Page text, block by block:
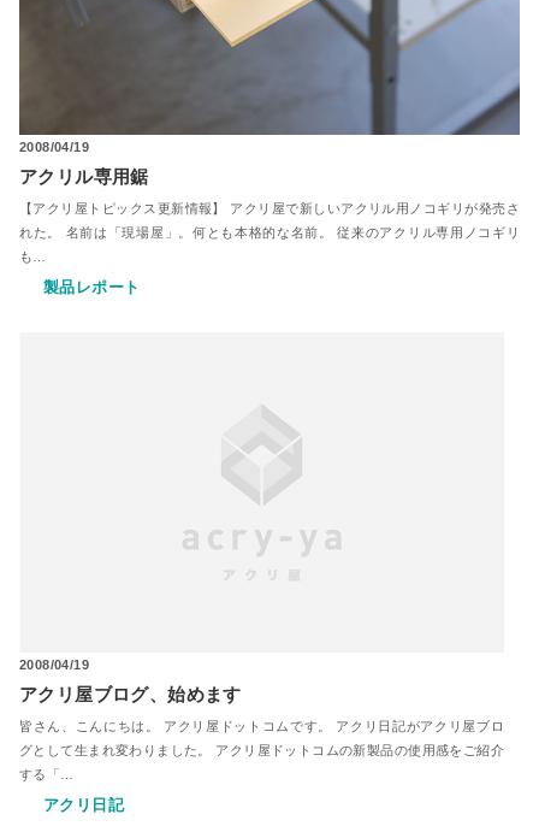
2008/04/19
アクリル専用鋸
【アクリ屋トピックス更新情報】 アクリ屋で新しいアクリル用ノコギリが発売さ
れた。 名前は「現場屋」。何とも本格的な名前。 従来のアクリル専用ノコギリ
も…
製品レポート
2008/04/19
アクリ屋ブログ、始めます
皆さん、こんにちは。 アクリ屋ドットコムです。 アクリ日記がアクリ屋ブロ
グとして生まれ変わりました。 アクリ屋ドットコムの新製品の使用感をご紹介
する「…
アクリ日記